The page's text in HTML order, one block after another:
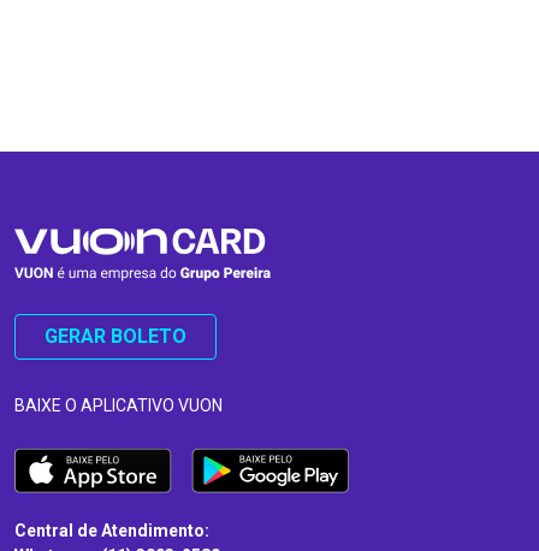
GERAR BOLETO
BAIXE O APLICATIVO VUON
Central de Atendimento: